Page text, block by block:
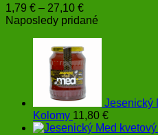
vybrať
na
stránke
1,79 € – 27,10 €Price
range:
through
27,10 €
Naposledy pridané
Jesenický
Kolomy 11,80 €